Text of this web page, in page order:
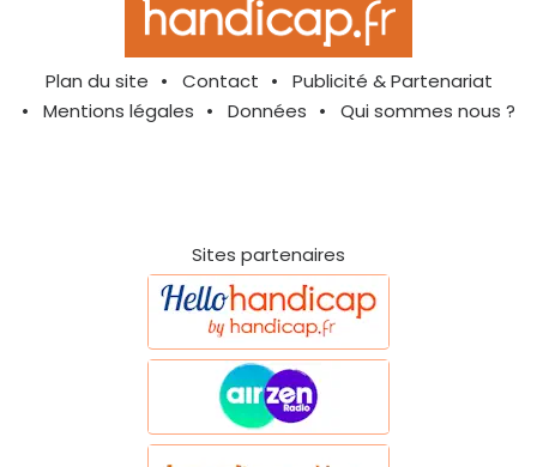
Plan du site Contact
Publicité & Partenariat
Mentions légales
Données Qui sommes nous ?
Sites partenaires